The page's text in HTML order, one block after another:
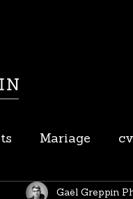
Mariage cv
Gaël Greppin